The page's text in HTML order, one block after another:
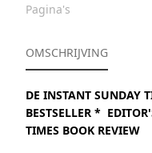
Pagina's
OMSCHRIJVING
DE INSTANT SUNDAY
BESTSELLER *
TIMES BOOK REVIEW